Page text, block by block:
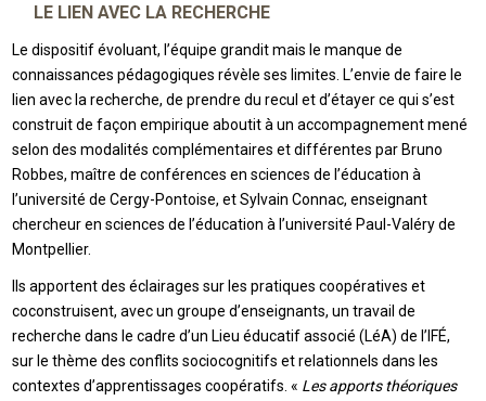
LE LIEN AVEC LA RECHERCHE
Le dispositif évoluant, l’équipe grandit mais le manque de
connaissances pédagogiques révèle ses limites. L’envie de faire le
lien avec la recherche, de prendre du recul et d’étayer ce qui s’est
construit de façon empirique aboutit à un accompagnement mené
selon des modalités complémentaires et différentes par Bruno
Robbes, maître de conférences en sciences de l’éducation à
l’université de Cergy-Pontoise, et Sylvain Connac, enseignant
chercheur en sciences de l’éducation à l’université Paul-Valéry de
Montpellier.
Ils apportent des éclairages sur les pratiques coopératives et
coconstruisent, avec un groupe d’enseignants, un travail de
recherche dans le cadre d’un Lieu éducatif associé (LéA) de l’IFÉ,
sur le thème des conflits sociocognitifs et relationnels dans les
contextes d’apprentissages coopératifs. « Les apports théoriques